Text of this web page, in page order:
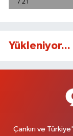
Yükleniyor...
Çankırı ve